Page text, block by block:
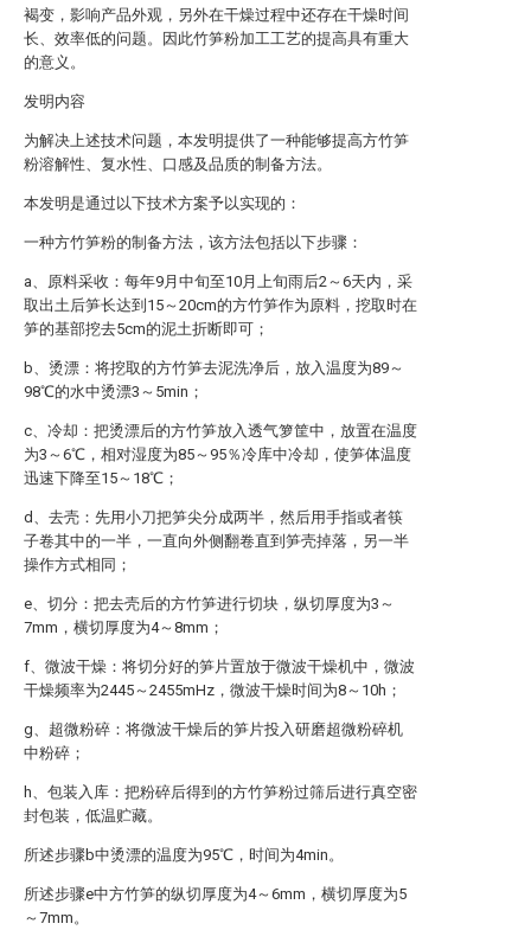
褐变，影响产品外观，另外在干燥过程中还存在干燥时间
长、效率低的问题。因此竹笋粉加工工艺的提高具有重大
的意义。
发明内容
为解决上述技术问题，本发明提供了一种能够提高方竹笋
粉溶解性、复水性、口感及品质的制备方法。
本发明是通过以下技术方案予以实现的：
一种方竹笋粉的制备方法，该方法包括以下步骤：
a、原料采收：每年9月中旬至10月上旬雨后2～6天内，采
取出土后笋长达到15～20cm的方竹笋作为原料，挖取时在
笋的基部挖去5cm的泥土折断即可；
b、烫漂：将挖取的方竹笋去泥洗净后，放入温度为89～
98℃的水中烫漂3～5min；
c、冷却：把烫漂后的方竹笋放入透气箩筐中，放置在温度
为3～6℃，相对湿度为85～95％冷库中冷却，使笋体温度
迅速下降至15～18℃；
d、去壳：先用小刀把笋尖分成两半，然后用手指或者筷
子卷其中的一半，一直向外侧翻卷直到笋壳掉落，另一半
操作方式相同；
e、切分：把去壳后的方竹笋进行切块，纵切厚度为3～
7mm，横切厚度为4～8mm；
f、微波干燥：将切分好的笋片置放于微波干燥机中，微波
干燥频率为2445～2455mHz，微波干燥时间为8～10h；
g、超微粉碎：将微波干燥后的笋片投入研磨超微粉碎机
中粉碎；
h、包装入库：把粉碎后得到的方竹笋粉过筛后进行真空密
封包装，低温贮藏。
所述步骤b中烫漂的温度为95℃，时间为4min。
所述步骤e中方竹笋的纵切厚度为4～6mm，横切厚度为5
～7mm。